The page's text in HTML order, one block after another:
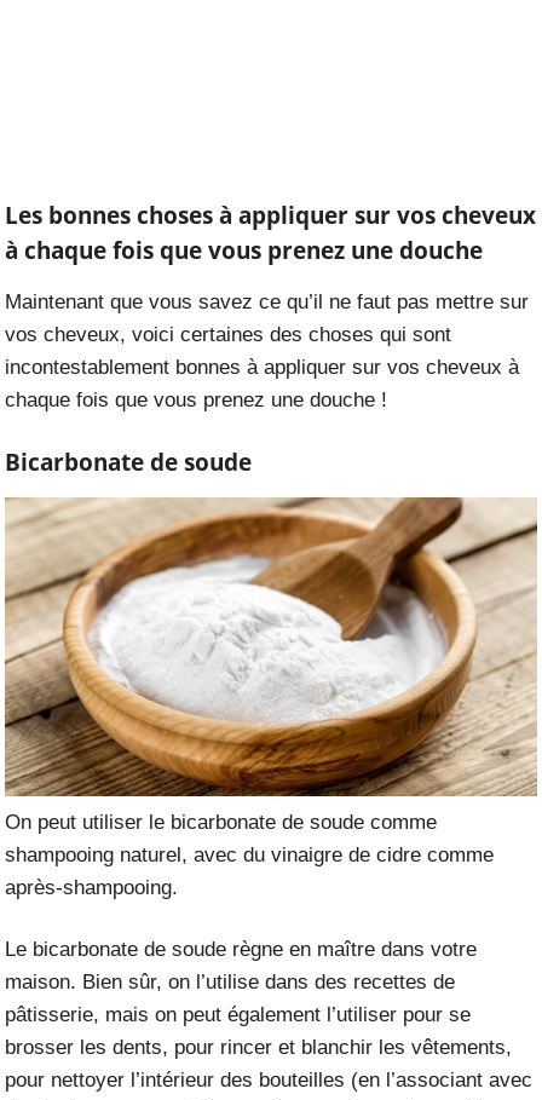
Les bonnes choses à appliquer sur vos cheveux
à chaque fois que vous prenez une douche
Maintenant que vous savez ce qu’il ne faut pas mettre sur
vos cheveux, voici certaines des choses qui sont
incontestablement bonnes à appliquer sur vos cheveux à
chaque fois que vous prenez une douche !
Bicarbonate de soude
On peut utiliser le bicarbonate de soude comme
shampooing naturel, avec du vinaigre de cidre comme
après-shampooing.
Le bicarbonate de soude règne en maître dans votre
maison. Bien sûr, on l’utilise dans des recettes de
pâtisserie, mais on peut également l’utiliser pour se
brosser les dents, pour rincer et blanchir les vêtements,
pour nettoyer l’intérieur des bouteilles (en l’associant avec